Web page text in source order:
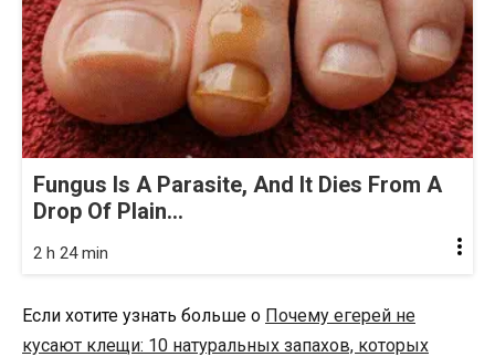
Fungus Is A Parasite, And It Dies From A
Drop Of Plain...
2 h 24 min
Если хотите узнать больше о Почему егерей не
кусают клещи: 10 натуральных запахов, которых